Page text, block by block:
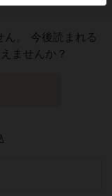
ん。 今後読まれる
ませんか？